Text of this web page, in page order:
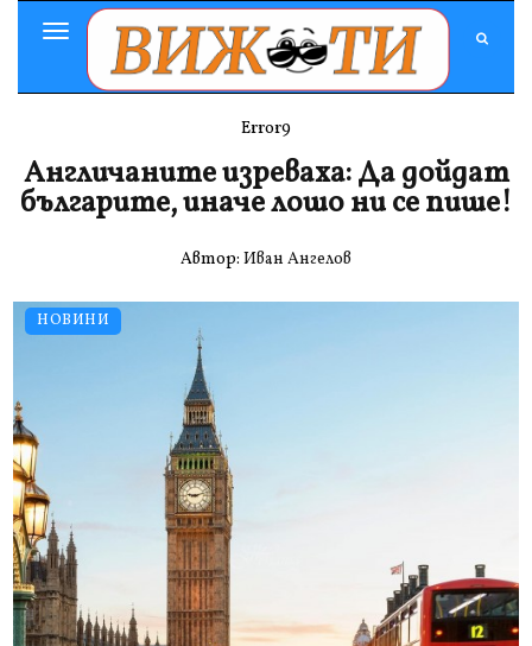
Toggle
Navigation
НОВИНИ
Error9
Англичаните изреваха: Да дойдат
българите, иначе лошо ни се пише!
Автор: Иван Ангелов